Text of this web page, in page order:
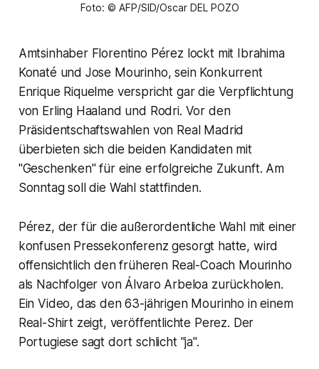
Foto: © AFP/SID/Oscar DEL POZO
Amtsinhaber Florentino Pérez lockt mit Ibrahima
Konaté und Jose Mourinho, sein Konkurrent
Enrique Riquelme verspricht gar die Verpflichtung
von Erling Haaland und Rodri. Vor den
Präsidentschaftswahlen von Real Madrid
überbieten sich die beiden Kandidaten mit
"Geschenken" für eine erfolgreiche Zukunft. Am
Sonntag soll die Wahl stattfinden.
Pérez, der für die außerordentliche Wahl mit einer
konfusen Pressekonferenz gesorgt hatte, wird
offensichtlich den früheren Real-Coach Mourinho
als Nachfolger von Álvaro Arbeloa zurückholen.
Ein Video, das den 63-jährigen Mourinho in einem
Real-Shirt zeigt, veröffentlichte Perez. Der
Portugiese sagt dort schlicht "ja".